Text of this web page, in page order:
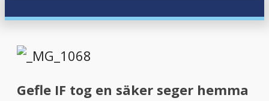
Gefle IF tog en säker seger hemma